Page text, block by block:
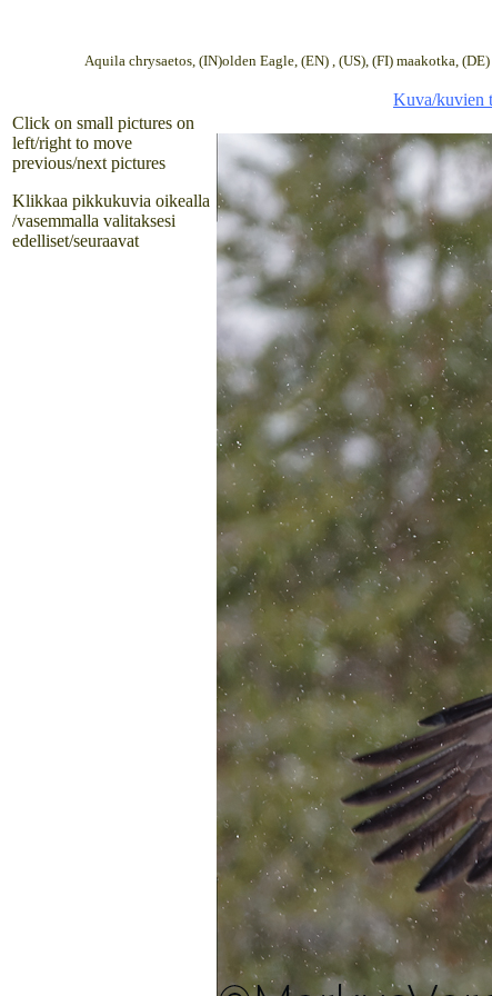
Aquila chrysaetos, (IN)olden Eagle, (EN) , (US), (FI) maakotka,
Kuva/kuvien
Click on small pictures on
left/right to move
previous/next pictures
Klikkaa pikkukuvia oikealla
/vasemmalla valitaksesi
edelliset/seuraavat